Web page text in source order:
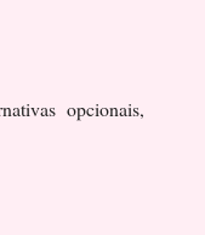
opcionais,